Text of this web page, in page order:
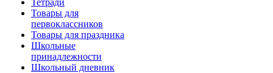
Товары для
первоклассников
Товары для праздника
Школьные
принадлежности
Школьный дневник